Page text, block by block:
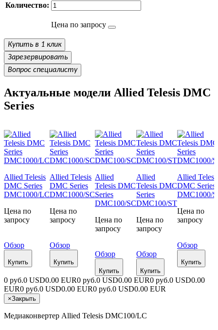
Количество:
Цена по запросу
Купить в 1 клик
Зарезервировать
Вопрос специалисту
Актуальные модели Allied Telesis DMC
Series
Allied Telesis
DMC Series
DMC1000/LC
Цена по
запросу
Обзор
Купить
Allied Telesis
DMC Series
DMC1000/SC
Цена по
запросу
Обзор
Купить
Allied
Telesis DMC
Series
DMC100/SC
Цена по
запросу
Обзор
Купить
Allied
Telesis DMC
Series
DMC100/ST
Цена по
запросу
Обзор
Купить
Allied
DMC Series
DMC1000/
Цена по
запросу
Обзор
Купить
0 руб.0 USD0.00 EUR0 руб.0 USD0.00 EUR0 руб.0 USD0.00
EUR0 руб.0 USD0.00 EUR0 руб.0 USD0.00 EUR
×Закрыть
Медиаконвертер Allied Telesis DMC100/LC